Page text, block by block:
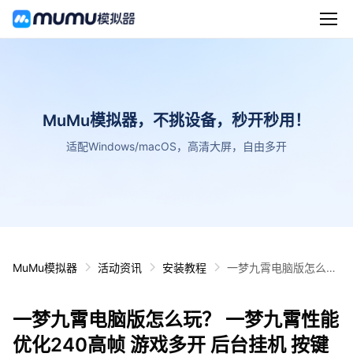
MuMu模拟器，不挑设备，秒开秒用！
适配Windows/macOS，高清大屏，自由多开
MuMu模拟器 活动资讯 安装教程
一梦九霄电脑版怎么
台挂机 按键设置教程
一梦九霄电脑版怎么玩？ 一梦九霄性能
优化240高帧 游戏多开 后台挂机 按键